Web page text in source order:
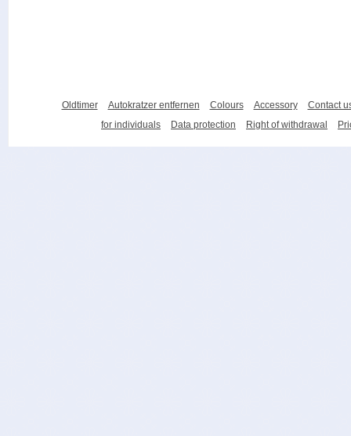
Oldtimer Autokratzer entfernen Colours Accessory
Contact
for individuals
Data protection Right of withdrawal